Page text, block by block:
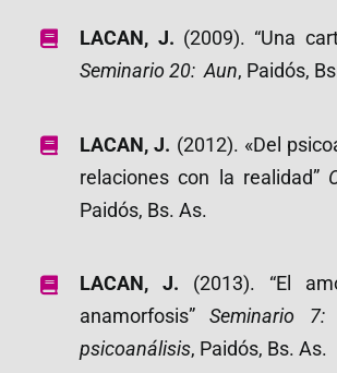
LACAN, J. (2009). “Una
Seminario 20: Aun, Paidós,
LACAN, J. (2012). «Del
relaciones con la realidad”
Paidós, Bs. As.
LACAN, J. (2013). “El
anamorfosis” Seminario
psicoanálisis, Paidós, Bs. As.